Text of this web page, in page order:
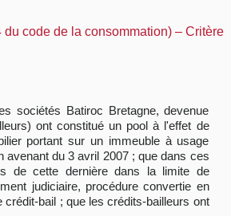
code de la consommation) – Critère
sociétés Batiroc Bretagne, devenue
ont constitué un pool à l'effet de
portant sur un immeuble à usage
du 3 avril 2007 ; que dans ces
de cette dernière dans la limite de
judiciaire, procédure convertie en
crédit-bail ; que les crédits-bailleurs ont